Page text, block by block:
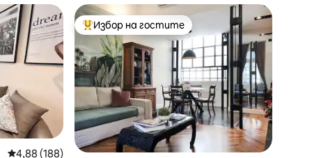
Средна оценка: 4,88 от 5, 188 отзива
4,88 (188)
Най-популярен избор на гостите
Избор на гостите